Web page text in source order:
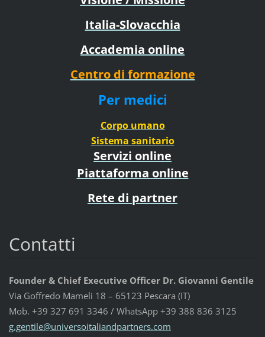
Italia-Slovacchia
Accademia online
Centro di formazione
Per medici
Corpo umano
Sistema sanitario
Servizi online
Piattaforma online
Rete di partner
Contatti
Founder & Chief Executive Officer Dr. Giovanni Gentile
Via Goffredo Mameli 18 – 65123 Pescara (IT)
Mob. +39 327 691 3346 / WhatsApp +39 388 836 3125
g.gentile@universoitaliandpartners.com